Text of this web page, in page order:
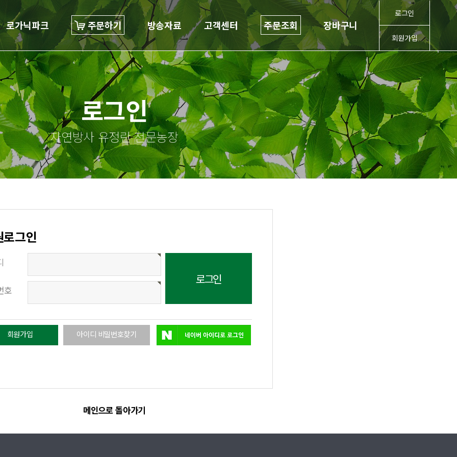
로가닉파크 주문하기 방송자료 고객센터 주문조회 장바구니
로그인
회원가입
로그인
자연방사 유정란 전문농장
그인
호
회원가입 아이디 비밀번호찾기
메인으로 돌아가기